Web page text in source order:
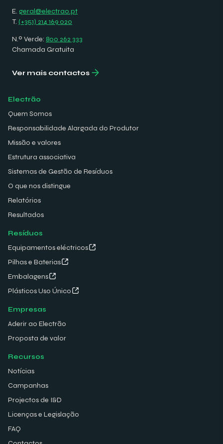
E. geral@electrao.pt
T. (+351) 214 169 020
N.º Verde: 800 262 333
Chamada Gratuita
Ver mais contactos
Electrão
Quem Somos
Responsabilidade Alargada do Produtor
Missão e valores
Estrutura associativa
Sistemas de Gestão de Resíduos
O que nos distingue
Relatórios
Resultados
Resíduos
Equipamentos eléctricos
Pilhas e Baterias
Embalagens
Plásticos Uso Único
Empresas
Aderir ao Electrão
Proposta de valor
Recursos
Notícias
Campanhas
Projectos de I&D
Licenças e Legislação
FAQ